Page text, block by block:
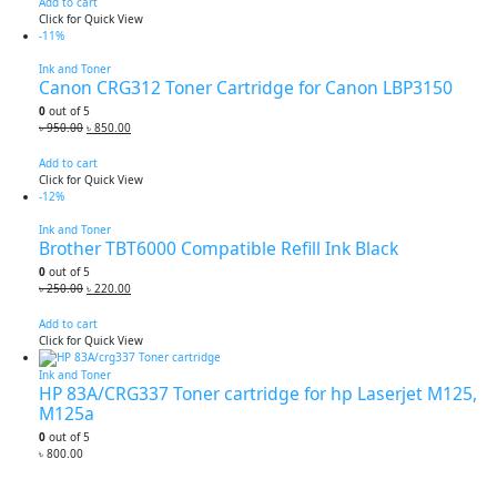
Click for Quick View
-11%
Ink and Toner
Canon CRG312 Toner Cartridge for Canon LBP3150
0 out of 5
৳950.00 Original
was:
৳ 950.00.
৳ 850.00Current
৳ 850.00.
Add to cart
Click for Quick View
-12%
Ink and Toner
Brother TBT6000 Compatible Refill Ink Black
0 out of 5
৳250.00 Original
was:
৳ 250.00.
৳ 220.00Current
৳ 220.00.
Add to cart
Click for Quick View
Ink and Toner
HP 83A/CRG337 Toner cartridge for hp Laserjet M125,
M125a
0 out of 5
৳ 800.00